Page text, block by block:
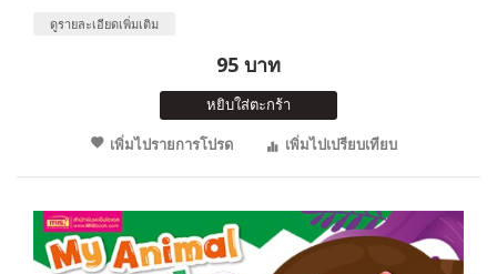
ดูรายละเอียดเพิ่มเติม
95 บาท
หยิบใส่ตะกร้า
เพิ่มไปรายการโปรด
เพิ่มไปเปรียบเทียบ